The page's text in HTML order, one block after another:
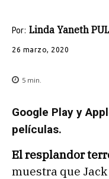
Por: Linda Yaneth
26 marzo, 2020
5 min.
Google Play y
películas.
El resplandor
muestra que